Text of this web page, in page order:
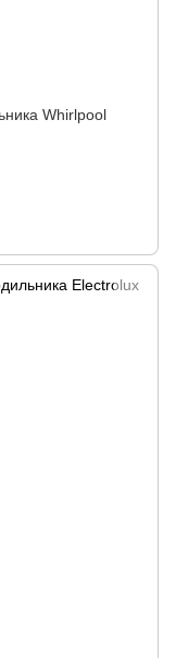
Whirlpool